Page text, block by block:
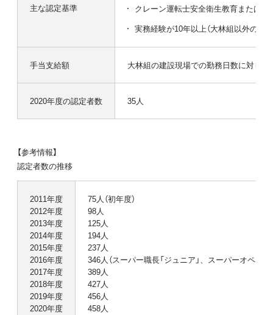
主な認定基準
クレーン運転士安全衛生教育または
実務経験が10年以上（大林組以外の経
手当支給額 大林組の建設現場での勤務日数に対し、
2020年度の認定者数 35人
【参考情報】
認定者数の推移
2011年度
2012年度
2013年度
2014年度
2015年度
2016年度
2017年度
2018年度
2019年度
2020年度
75人（初年度）
98人
125人
194人
237人
346人（スーパー職長「ジュニア」、スーパーオペレ
389人
427人
456人
458人